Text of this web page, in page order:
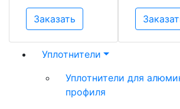
Заказать
Уплотнители
Уплотнители для
профиля